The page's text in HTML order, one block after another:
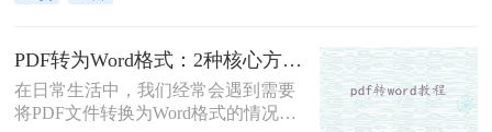
最适合自己的转换方式。
PDF转为Word格式：2种核心方法的适用场景和操作差异！
在日常生活中，我们经常会遇到需要
将PDF文件转换为Word格式的情况，